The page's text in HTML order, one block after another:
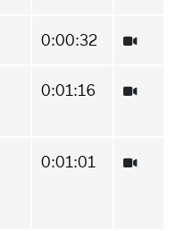
0:00:32
0:01:16
0:01:01